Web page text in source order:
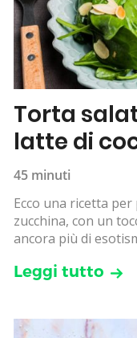
Torta
latte di
45 minuti
Ecco una ricetta
zucchina, con un
ancora più di
Leggi tutto